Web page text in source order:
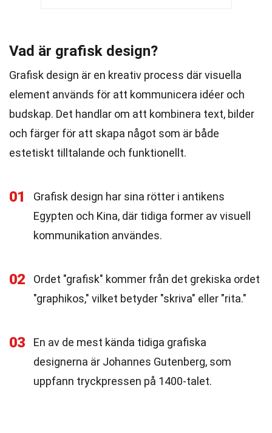
Vad är grafisk design?
Grafisk design är en kreativ process där visuella
element används för att kommunicera idéer och
budskap. Det handlar om att kombinera text, bilder
och färger för att skapa något som är både
estetiskt tilltalande och funktionellt.
01
Grafisk design har sina rötter i antikens
Egypten och Kina, där tidiga former av visuell
kommunikation användes.
02
Ordet "grafisk" kommer från det grekiska ordet
"graphikos," vilket betyder "skriva" eller "rita."
03
En av de mest kända tidiga grafiska
designerna är Johannes Gutenberg, som
uppfann tryckpressen på 1400-talet.